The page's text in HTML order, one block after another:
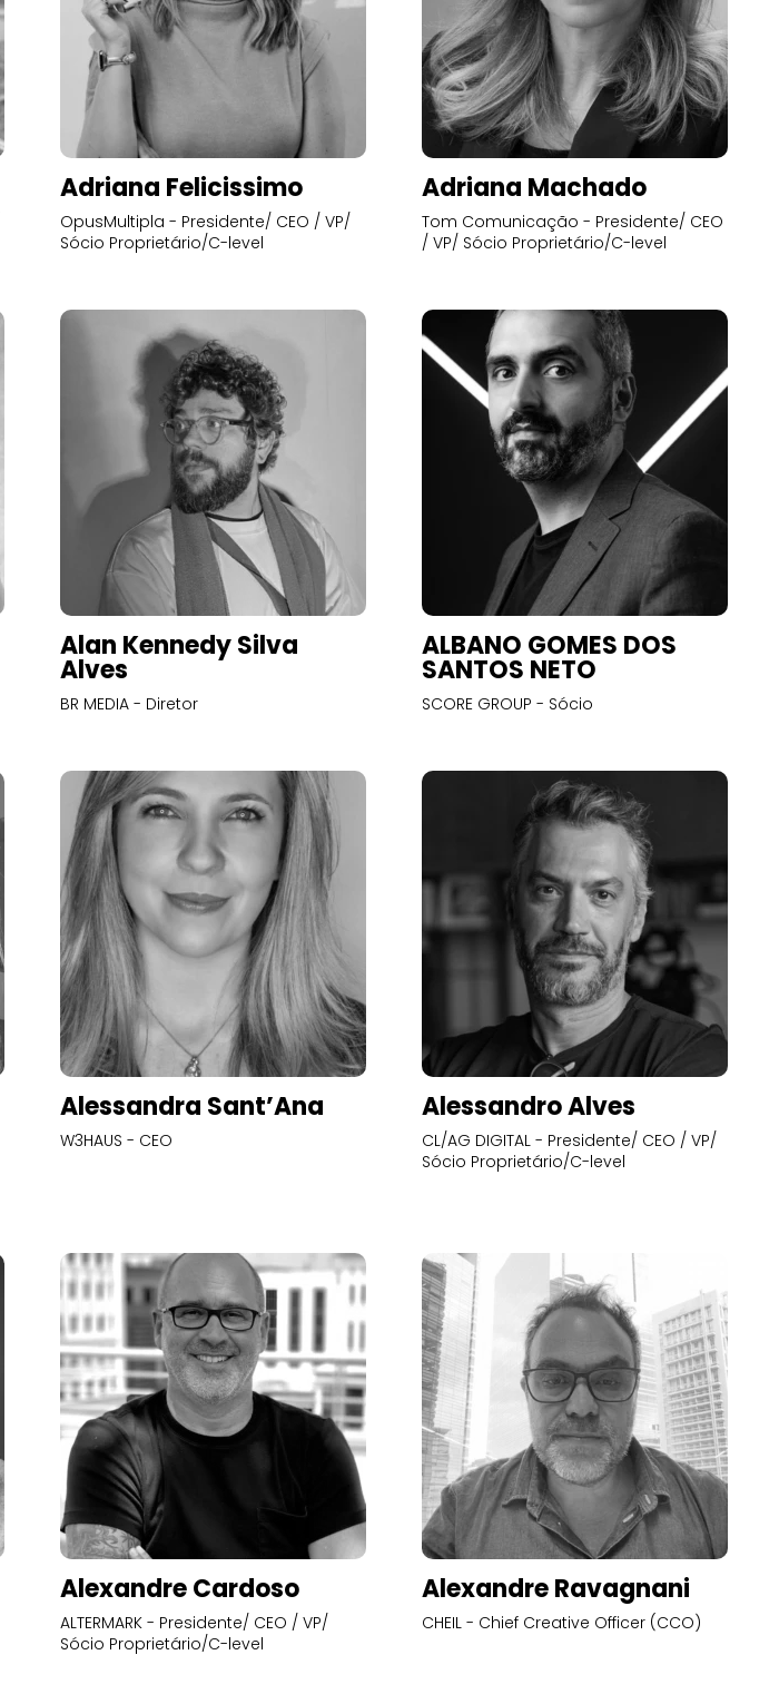
Adriana Felicissimo
OpusMultipla - Presidente/ CEO / VP/
Sócio Proprietário/C-level
Adriana Machado
Tom Comunicação - Presidente/ CEO
/ VP/ Sócio Proprietário/C-level
Alan Kennedy Silva
Alves
BR MEDIA - Diretor
ALBANO GOMES DOS
SANTOS NETO
SCORE GROUP - Sócio
Alessandra Sant’Ana
W3HAUS - CEO
Alessandro Alves
CL/AG DIGITAL - Presidente/ CEO / VP/
Sócio Proprietário/C-level
Alexandre Cardoso
ALTERMARK - Presidente/ CEO / VP/
Sócio Proprietário/C-level
Alexandre Ravagnani
CHEIL - Chief Creative Officer (CCO)